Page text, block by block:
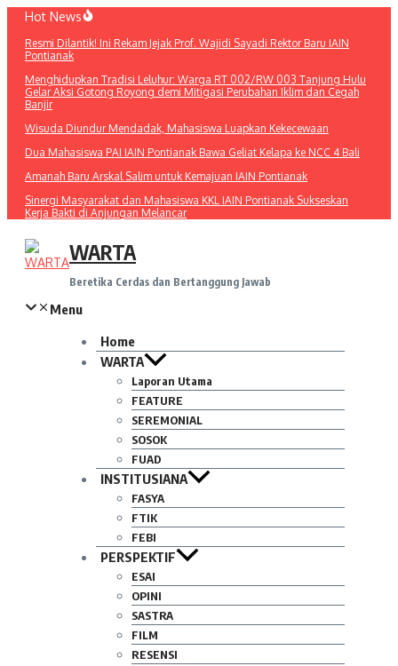
Lewati
konten
Hot News
Resmi Dilantik! Ini Rekam Jejak Prof. Wajidi Sayadi Rektor Baru IAIN
Pontianak
Menghidupkan Tradisi Leluhur: Warga RT 002/RW 003 Tanjung Hulu
Gelar Aksi Gotong Royong demi Mitigasi Perubahan Iklim dan Cegah
Banjir
Wisuda Diundur Mendadak, Mahasiswa Luapkan Kekecewaan
Dua Mahasiswa PAI IAIN Pontianak Bawa Geliat Kelapa ke NCC 4 Bali
Amanah Baru Arskal Salim untuk Kemajuan IAIN Pontianak
Sinergi Masyarakat dan Mahasiswa KKL IAIN Pontianak Sukseskan
Kerja Bakti di Anjungan Melancar
WARTA
Beretika Cerdas dan Bertanggung Jawab
Menu
Home
WARTA
Laporan Utama
FEATURE
SEREMONIAL
SOSOK
FUAD
INSTITUSIANA
FASYA
FTIK
FEBI
PERSPEKTIF
ESAI
OPINI
SASTRA
FILM
RESENSI